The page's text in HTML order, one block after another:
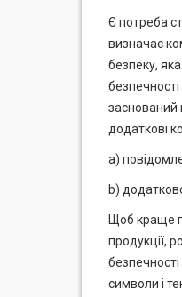
Є потреба
визначає
безпеку,
заснований
додаткові
a)
b)
Щоб краще
продукції,
символи і